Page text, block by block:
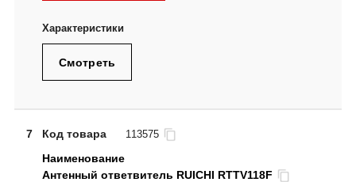
Смотреть
7 Код товара 113575
Антенный ответвитель RUICHI RTTV118F